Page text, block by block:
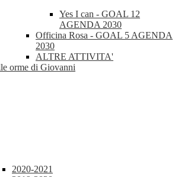
Yes I can - GOAL 12
AGENDA 2030
Officina Rosa - GOAL 5 AGENDA
2030
ALTRE ATTIVITA'
orme di Giovanni
2020-2021